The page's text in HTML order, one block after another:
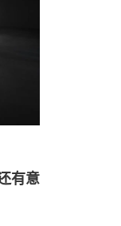
有意